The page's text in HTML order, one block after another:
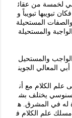
لخمسة من عقائ
فكان تبويبها تبويباً و
والصفات
المستحيلة
الواجبة والمستحيلة
الواجب والمستحيل
أبي المعالي
الجوين
علم الكلام مع أن
يختلف بش
له في المشرق. ه
مسلك علم الكلام ف